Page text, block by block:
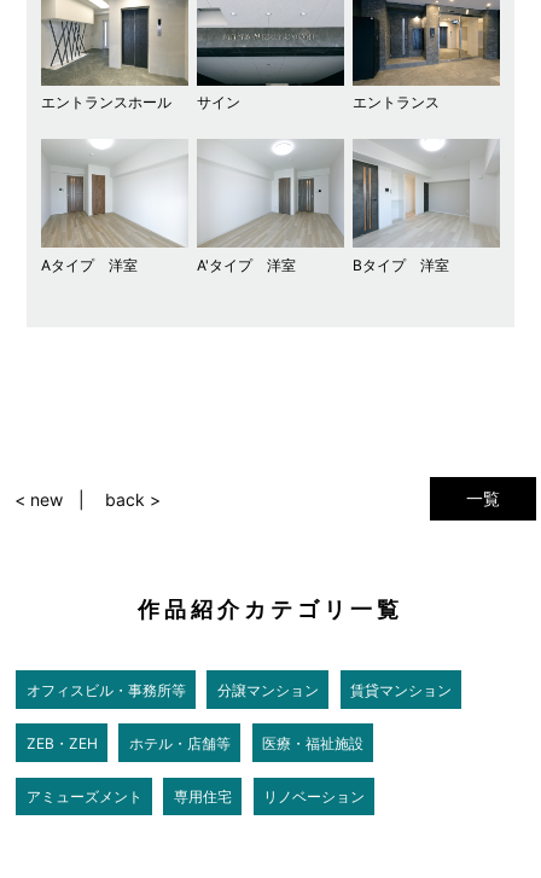
エントランスホール サイン エントランス
Aタイプ 洋室 A'タイプ 洋室 Bタイプ 洋室
一覧
< new back >
作品紹介カテゴリ一覧
オフィスビル・事務所等 分譲マンション 賃貸マンション
ZEB・ZEH ホテル・店舗等 医療・福祉施設
アミューズメント 専用住宅 リノベーション